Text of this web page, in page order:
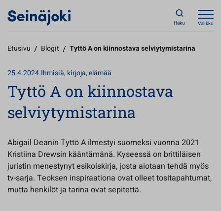
Haku Valikko
Etusivu / Blogit / Tyttö A on kiinnostava selviytymistarina
25.4.2024 Ihmisiä, kirjoja, elämää
Tyttö A on kiinnostava
selviytymistarina
Abigail Deanin Tyttö A ilmestyi suomeksi vuonna 2021
Kristiina Drewsin kääntämänä. Kyseessä on brittiläisen
juristin menestynyt esikoiskirja, josta aiotaan tehdä myös
tv-sarja. Teoksen inspiraationa ovat olleet tositapahtumat,
mutta henkilöt ja tarina ovat sepitettä.